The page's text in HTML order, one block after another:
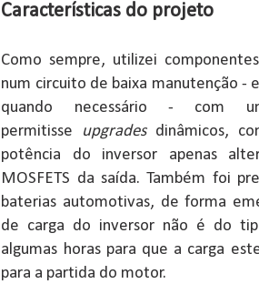
Características do projeto
Como sempre, utilizei
num circuito de baixa manutenção -
quando necessário - com
permitisse upgradesdinâmicos,
potência do inversor apenas
MOSFETS da saída. Também foi
baterias automotivas, de forma
de carga do inversor não é do
algumas horas para que a carga
para a partida do motor.